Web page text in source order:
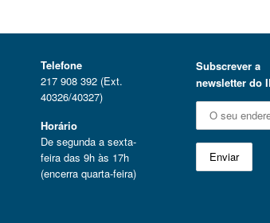
Telefone
217 908 392 (Ext.
40326/40327)
Horário
De segunda a sexta-
feira das 9h às 17h
(encerra quarta-feira)
Subscrever a
newsletter do